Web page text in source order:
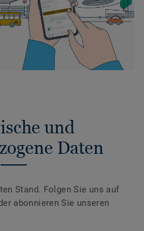
und
Daten
Stand. Folgen Sie uns auf
abonnieren Sie unseren